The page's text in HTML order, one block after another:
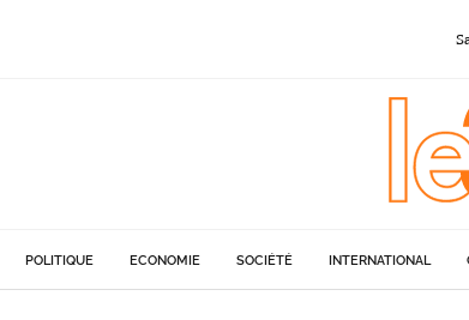
POLITIQUE ECONOMIE SOCIÉTÉ INTERNATIONAL